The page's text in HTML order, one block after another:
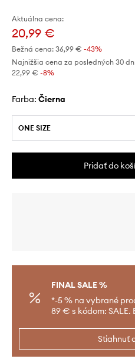
Aktuálna cena:
20,99 €
Bežná cena: 36,99 € -43%
Najnižšia cena za posledných 30
22,99 € -8%
Farba: čierna
ONE SIZE
Pridať do
FINAL SALE %
*-5 % na vybrané
89 € s kódom: SALE.
Stiahnuť